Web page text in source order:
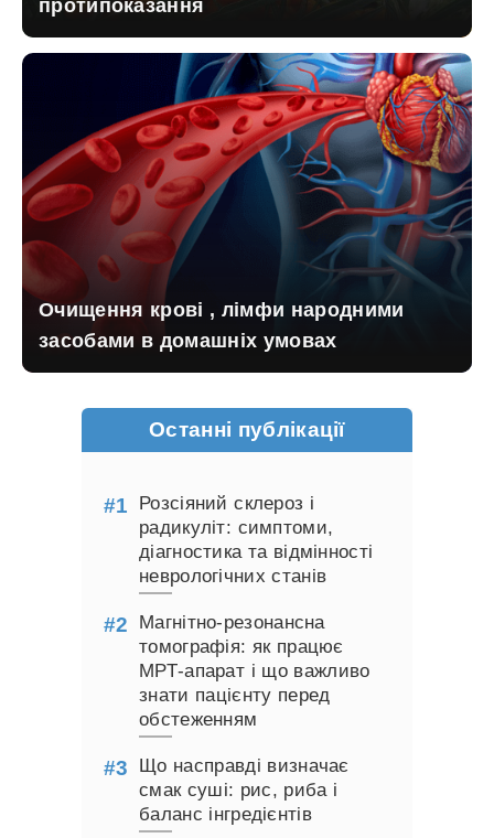
протипоказання
Очищення крові , лімфи народними
засобами в домашніх умовах
Останні публікації
Розсіяний склероз і
радикуліт: симптоми,
діагностика та відмінності
неврологічних станів
Магнітно-резонансна
томографія: як працює
МРТ-апарат і що важливо
знати пацієнту перед
обстеженням
Що насправді визначає
смак суші: рис, риба і
баланс інгредієнтів